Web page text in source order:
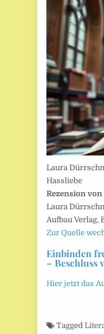
Laura
Hassliebe
Rezension
Laura
Aufbau Verlag,
Zur Quelle
Einbinden
– Beschluss
Hier jetzt das
Tagged